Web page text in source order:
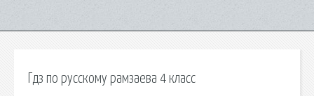
Гдз по русскому рамзаева 4 класс